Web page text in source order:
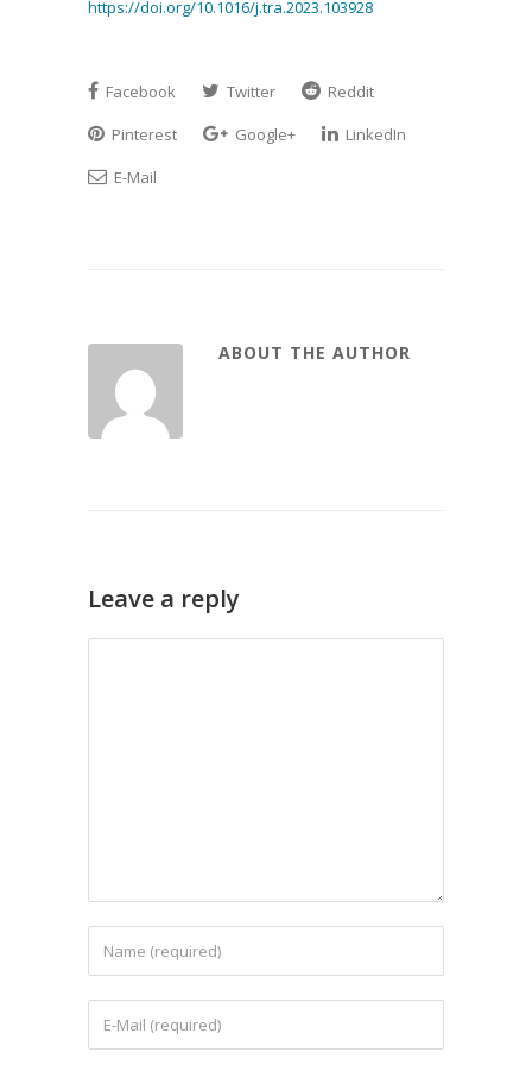
https://doi.org/10.1016/j.tra.2023.103928
Facebook Twitter
Reddit
Pinterest
Google+
LinkedIn
E-Mail
ABOUT THE AUTHOR
Leave a reply